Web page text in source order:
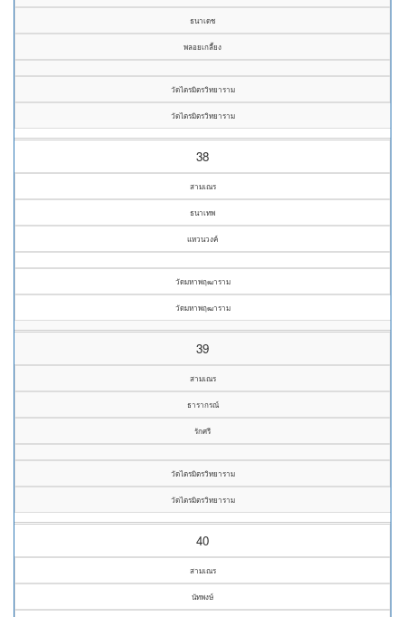
ธนาเดช
พลอยเกลี้ยง
วัดไตรมิตรวิทยาราม
วัดไตรมิตรวิทยาราม
38
สามเณร
ธนาเทพ
แหวนวงค์
วัดมหาพฤฒาราม
วัดมหาพฤฒาราม
39
สามเณร
ธารากรณ์
รักศรี
วัดไตรมิตรวิทยาราม
วัดไตรมิตรวิทยาราม
40
สามเณร
นัทพงษ์